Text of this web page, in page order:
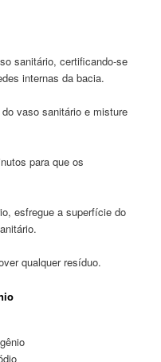
sanitário, certificando-se
internas da bacia.
vaso sanitário e misture
para que os
esfregue a superfície do
qualquer resíduo.